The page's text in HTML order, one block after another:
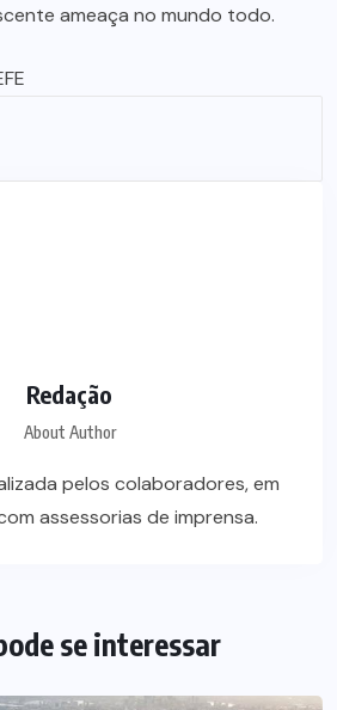
ameaça no mundo todo.
Redação
About Author
pelos colaboradores, em
assessorias de imprensa.
se interessar